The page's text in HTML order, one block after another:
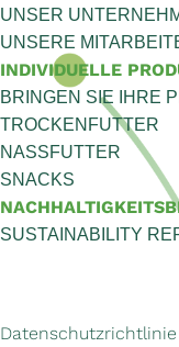
UNSER
UNSERE
INDIVIDUELLE
BRINGEN SIE IHRE
TROCKENFUTTER
NASSFUTTER
SNACKS
SUSTAINABILITY
Datenschutzrichtlinie